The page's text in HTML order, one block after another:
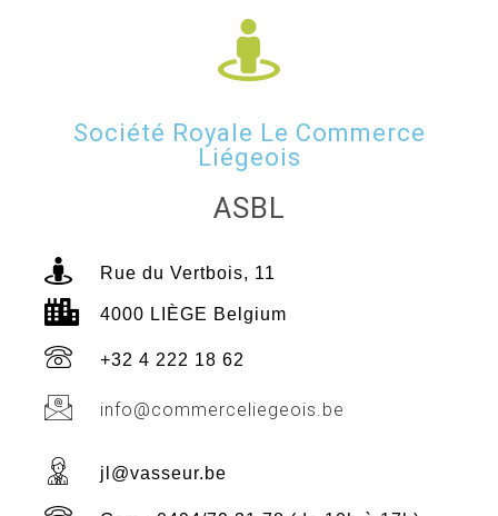
Société Royale Le Commerce
Liégeois
ASBL
Rue du Vertbois, 11
4000 LIÈGE Belgium
+32 4 222 18 62
info@commerceliegeois.be
jl@vasseur.be